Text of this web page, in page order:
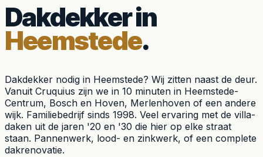
Dakdekker in
Heemstede.
Dakdekker nodig in Heemstede? Wij zitten naast de deur.
Vanuit Cruquius zijn we in 10 minuten in Heemstede-
Centrum, Bosch en Hoven, Merlenhoven of een andere
wijk. Familiebedrijf sinds 1998. Veel ervaring met de villa-
daken uit de jaren '20 en '30 die hier op elke straat
staan. Pannenwerk, lood- en zinkwerk, of een complete
dakrenovatie.